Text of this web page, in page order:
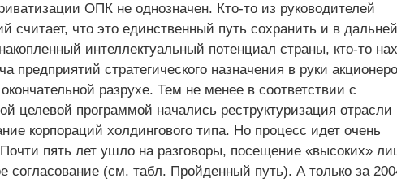
ОПК не однозначен. Кто-то из руководителей
считает, что это единственный путь сохранить и в
интеллектуальный потенциал страны, кто-то
предприятий стратегического назначения в руки
разрухе. Тем не менее в соответствии с
целевой программой начались реструктуризация отрасли
корпораций холдингового типа. Но процесс идет очень
пять лет ушло на разговоры, посещение «высоких»
согласование (см. табл. Пройденный путь). А только за